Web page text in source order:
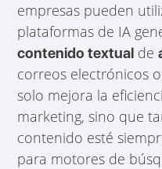
empresas pueden
plataformas de IA
contenido textual de
correos electrónicos
solo mejora la
marketing, sino que
contenido esté
para motores de